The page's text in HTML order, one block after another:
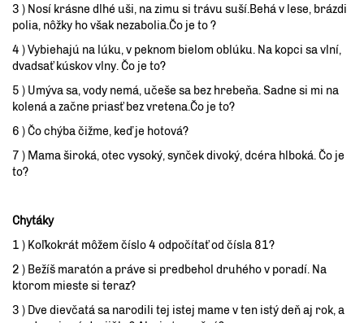
3 ) Nosí krásne dlhé uši, na zimu si trávu suší.Behá v lese, brázdi
polia, nôžky ho však nezabolia.Čo je to ?
4 ) Vybiehajú na lúku, v peknom bielom oblúku. Na kopci sa vlní,
dvadsať kúskov vlny. Čo je to?
5 ) Umýva sa, vody nemá, učeše sa bez hrebeňa. Sadne si mi na
kolená a začne priasť bez vretena.Čo je to?
6 ) Čo chýba čižme, keď je hotová?
7 ) Mama široká, otec vysoký, synček divoký, dcéra hlboká. Čo je
to?
Chytáky
1 ) Koľkokrát môžem číslo 4 odpočítať od čísla 81?
2 ) Bežíš maratón a práve si predbehol druhého v poradí. Na
ktorom mieste si teraz?
3 ) Dve dievčatá sa narodili tej istej mame v ten istý deň aj rok, a